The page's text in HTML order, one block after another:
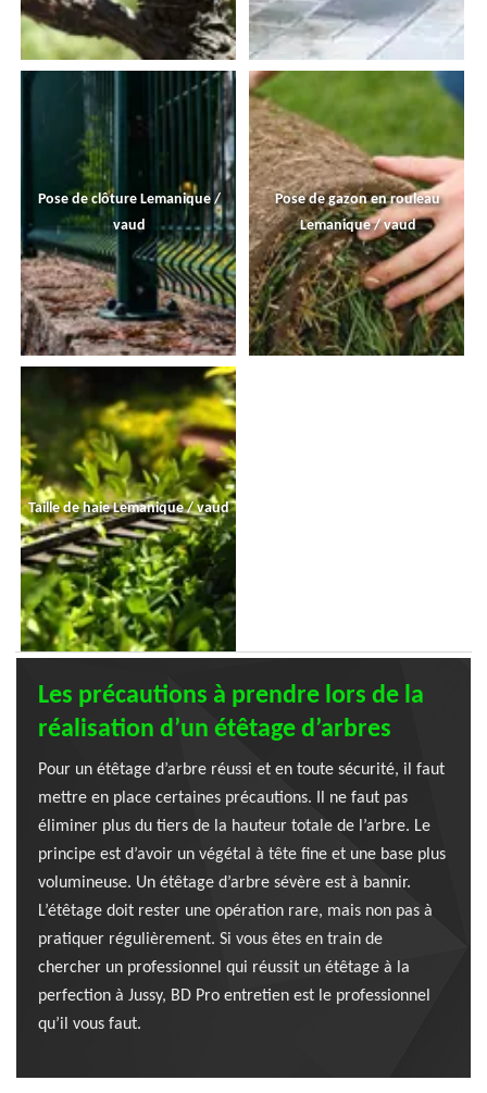
Pose de clôture Lemanique /
vaud
Pose de gazon en rouleau
Lemanique / vaud
Taille de haie Lemanique / vaud
Les précautions à prendre lors de la
réalisation d’un étêtage d’arbres
Pour un étêtage d’arbre réussi et en toute sécurité, il faut
mettre en place certaines précautions. Il ne faut pas
éliminer plus du tiers de la hauteur totale de l’arbre. Le
principe est d’avoir un végétal à tête fine et une base plus
volumineuse. Un étêtage d’arbre sévère est à bannir.
L’étêtage doit rester une opération rare, mais non pas à
pratiquer régulièrement. Si vous êtes en train de
chercher un professionnel qui réussit un étêtage à la
perfection à Jussy, BD Pro entretien est le professionnel
qu’il vous faut.